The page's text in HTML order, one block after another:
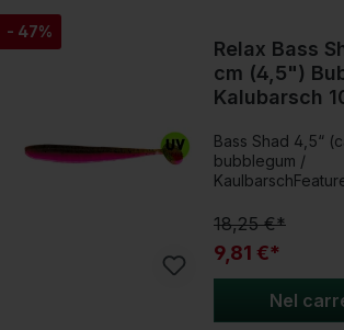
- 47%
Relax Bass
cm (4,5")
Kalubarsch
Bass Shad 4,5“
bubblegum /
Schaufelschwanz
lebhafte
g mit Widegap-,
und Jigkopf
18,25 €*
9,81 €*
Nel